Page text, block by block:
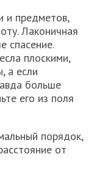
и предметов,
Лаконичная
спасение.
плоскими,
а если
больше
его из поля
порядок,
от